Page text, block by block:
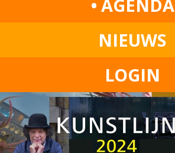
• AGENDA
NIEUWS
LOGIN